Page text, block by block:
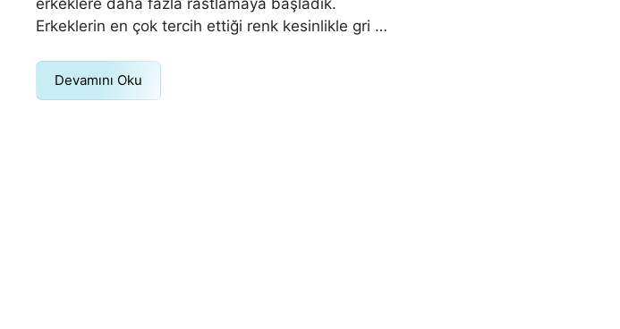
erkeklere daha fazla rastlamaya başladık.
Erkeklerin en çok tercih ettiği renk kesinlikle gri …
Devamını Oku